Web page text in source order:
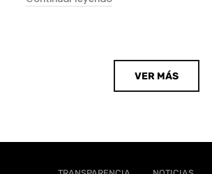
VER MÁS